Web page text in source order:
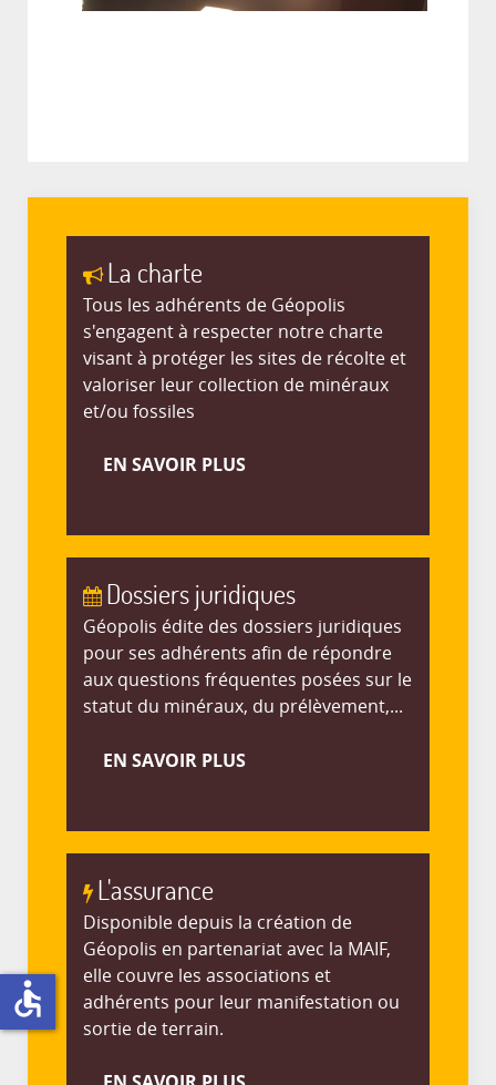
La charte
Tous les adhérents de Géopolis
s'engagent à respecter notre charte
visant à protéger les sites de récolte et
valoriser leur collection de minéraux
et/ou fossiles
EN SAVOIR PLUS
Dossiers juridiques
Géopolis édite des dossiers juridiques
pour ses adhérents afin de répondre
aux questions fréquentes posées sur le
statut du minéraux, du prélèvement,...
EN SAVOIR PLUS
L'assurance
Disponible depuis la création de
Géopolis en partenariat avec la MAIF,
elle couvre les associations et
adhérents pour leur manifestation ou
sortie de terrain.
accessible